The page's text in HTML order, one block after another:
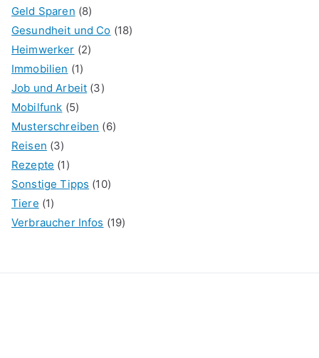
Geld Sparen (8)
Gesundheit und Co (18)
Heimwerker (2)
Immobilien (1)
Job und Arbeit (3)
Mobilfunk (5)
Musterschreiben (6)
Reisen (3)
Rezepte (1)
Sonstige Tipps (10)
Tiere (1)
Verbraucher Infos (19)